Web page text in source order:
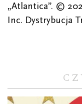
„Atlantica”. ©
Inc. Dystrybucja